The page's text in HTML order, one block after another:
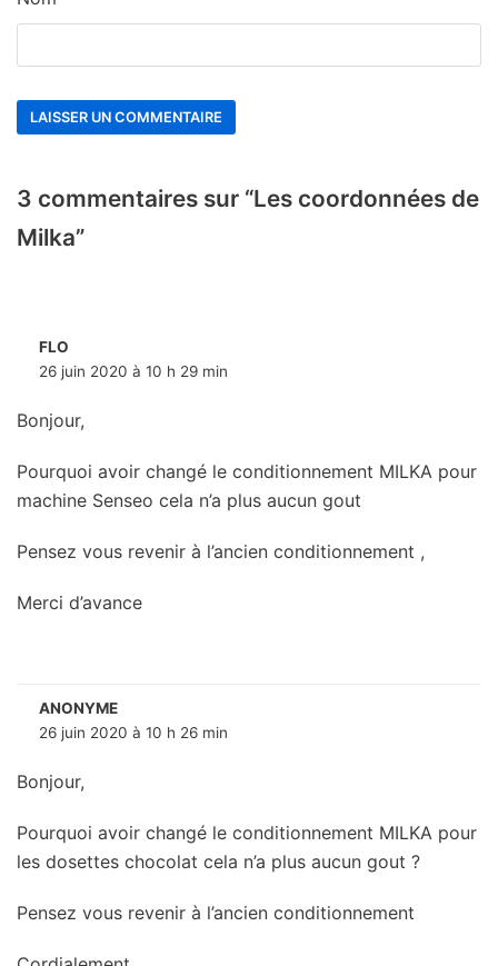
3 commentaires sur “Les coordonnées de
Milka”
FLO
26 juin 2020 à 10 h 29 min
Bonjour,
Pourquoi avoir changé le conditionnement MILKA pour
machine Senseo cela n’a plus aucun gout
Pensez vous revenir à l’ancien conditionnement ,
Merci d’avance
ANONYME
26 juin 2020 à 10 h 26 min
Bonjour,
Pourquoi avoir changé le conditionnement MILKA pour
les dosettes chocolat cela n’a plus aucun gout ?
Pensez vous revenir à l’ancien conditionnement